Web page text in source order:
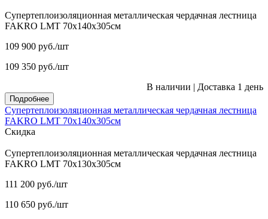
Супертеплоизоляционная металлическая чердачная лестница
FAKRO LMT 70х140х305см
109 900 руб./шт
109 350 руб./шт
В наличии | Доставка 1 день
Подробнее
Супертеплоизоляционная металлическая чердачная лестница
FAKRO LMT 70х140х305см
Скидка
Супертеплоизоляционная металлическая чердачная лестница
FAKRO LMT 70х130х305см
111 200 руб./шт
110 650 руб./шт